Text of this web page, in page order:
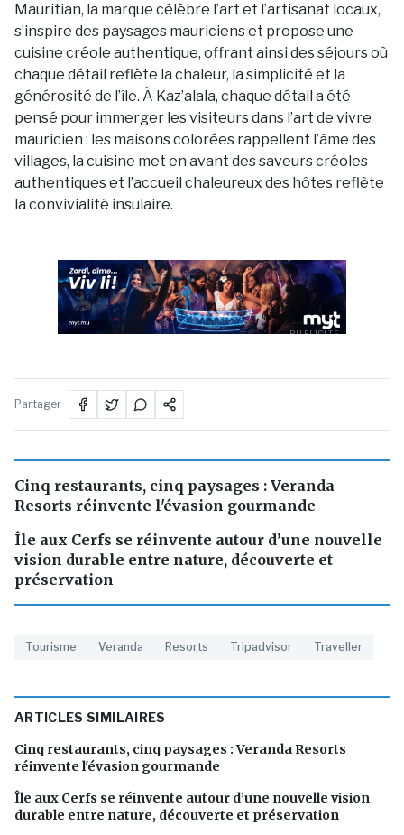
Mauritian, la marque célèbre l’art et l’artisanat locaux,
s’inspire des paysages mauriciens et propose une
cuisine créole authentique, offrant ainsi des séjours où
chaque détail reflète la chaleur, la simplicité et la
générosité de l’île. À Kaz’alala, chaque détail a été
pensé pour immerger les visiteurs dans l’art de vivre
mauricien : les maisons colorées rappellent l’âme des
villages, la cuisine met en avant des saveurs créoles
authentiques et l’accueil chaleureux des hôtes reflète
la convivialité insulaire.
PUBLICITÉ
Partager
Cinq restaurants, cinq paysages : Veranda
Resorts réinvente l'évasion gourmande
Île aux Cerfs se réinvente autour d’une nouvelle
vision durable entre nature, découverte et
préservation
Tourisme Veranda Resorts Tripadvisor Traveller
ARTICLES SIMILAIRES
Cinq restaurants, cinq paysages : Veranda Resorts
réinvente l'évasion gourmande
Île aux Cerfs se réinvente autour d’une nouvelle vision
durable entre nature, découverte et préservation